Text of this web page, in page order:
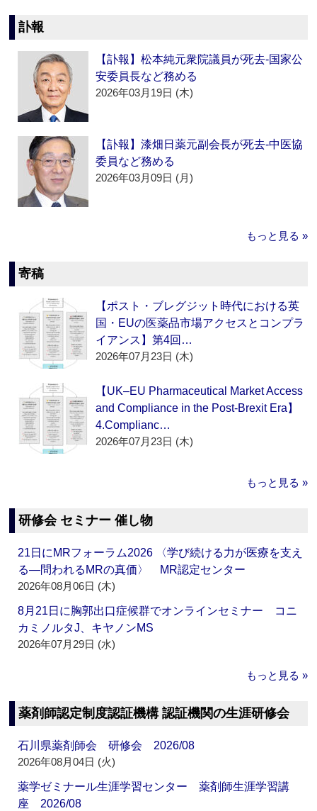
訃報
【訃報】松本純元衆院議員が死去‐国家公
安委員長など務める
2026年03月19日 (木)
【訃報】漆畑日薬元副会長が死去‐中医協
委員など務める
2026年03月09日 (月)
もっと見る »
寄稿
【ポスト・ブレグジット時代における英
国・EUの医薬品市場アクセスとコンプラ
イアンス】第4回…
2026年07月23日 (木)
【UK–EU Pharmaceutical Market Access
and Compliance in the Post-Brexit Era】
4.Complianc…
2026年07月23日 (木)
もっと見る »
研修会 セミナー 催し物
21日にMRフォーラム2026 〈学び続ける力が医療を支え
る―問われるMRの真価〉 MR認定センター
2026年08月06日 (木)
8月21日に胸郭出口症候群でオンラインセミナー コニ
カミノルタJ、キヤノンMS
2026年07月29日 (水)
もっと見る »
薬剤師認定制度認証機構 認証機関の生涯研修会
石川県薬剤師会 研修会 2026/08
2026年08月04日 (火)
薬学ゼミナール生涯学習センター 薬剤師生涯学習講
座 2026/08